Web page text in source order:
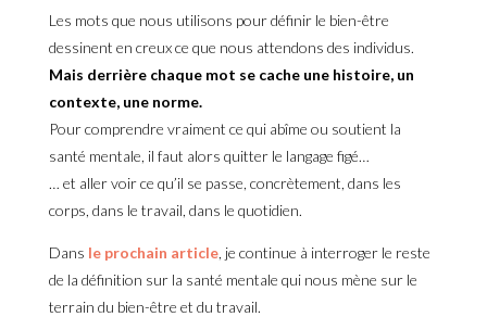
Les mots que nous utilisons pour définir le bien-être
dessinent en creux ce que nous attendons des individus.
Mais derrière chaque mot se cache une histoire, un
contexte, une norme.
Pour comprendre vraiment ce qui abîme ou soutient la
santé mentale, il faut alors quitter le langage figé…
… et aller voir ce qu’il se passe, concrètement, dans les
corps, dans le travail, dans le quotidien.
Dans le prochain article, je continue à interroger le reste
de la définition sur la santé mentale qui nous mène sur le
terrain du bien-être et du travail.